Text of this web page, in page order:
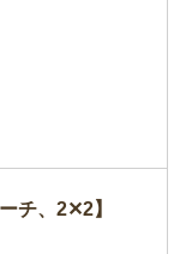
チ、2✕2】